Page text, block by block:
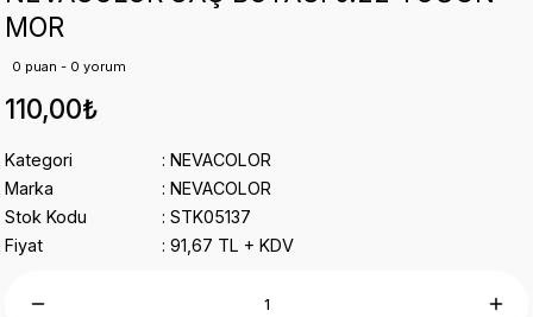
MOR
0 puan - 0 yorum
110,00₺
Kategori
NEVACOLOR
Marka
NEVACOLOR
Stok Kodu
STK05137
Fiyat
91,67 TL + KDV